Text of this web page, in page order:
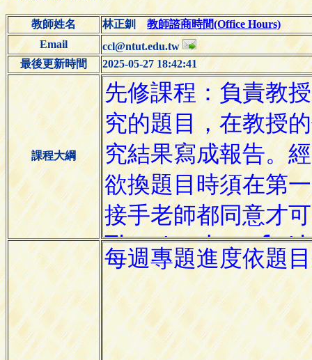
教師姓名 林正釧教師諮商時間(Office Hours)
Email
ccl@ntut.edu.tw
最後更新時間
2025-05-27 18:42:41
課程大綱